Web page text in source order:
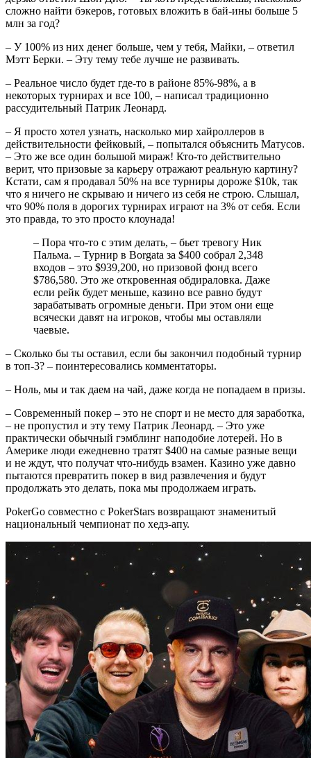
сложно найти бэкеров, готовых вложить в бай-ины больше 5
млн за год?
– У 100% из них денег больше, чем у тебя, Майки, – ответил
Мэтт Берки. – Эту тему тебе лучше не развивать.
– Реальное число будет где-то в районе 85%-98%, а в
некоторых турнирах и все 100, – написал традиционно
рассудительный Патрик Леонард.
– Я просто хотел узнать, насколько мир хайроллеров в
действительности фейковый, – попытался объяснить Матусов.
– Это же все один большой мираж! Кто-то действительно
верит, что призовые за карьеру отражают реальную картину?
Кстати, сам я продавал 50% на все турниры дороже $10k, так
что я ничего не скрываю и ничего из себя не строю. Слышал,
что 90% поля в дорогих турнирах играют на 3% от себя. Если
это правда, то это просто клоунада!
– Пора что-то с этим делать, – бьет тревогу Ник
Пальма. – Турнир в Borgata за $400 собрал 2,348
входов – это $939,200, но призовой фонд всего
$786,580. Это же откровенная обдираловка. Даже
если рейк будет меньше, казино все равно будут
зарабатывать огромные деньги. При этом они еще
всячески давят на игроков, чтобы мы оставляли
чаевые.
– Сколько бы ты оставил, если бы закончил подобный турнир
в топ-3? – поинтересовались комментаторы.
– Ноль, мы и так даем на чай, даже когда не попадаем в призы.
– Современный покер – это не спорт и не место для заработка,
– не пропустил и эту тему Патрик Леонард. – Это уже
практически обычный гэмблинг наподобие лотерей. Но в
Америке люди ежедневно тратят $400 на самые разные вещи
и не ждут, что получат что-нибудь взамен. Казино уже давно
пытаются превратить покер в вид развлечения и будут
продолжать это делать, пока мы продолжаем играть.
PokerGo совместно с PokerStars возвращают знаменитый
национальный чемпионат по хедз-апу.